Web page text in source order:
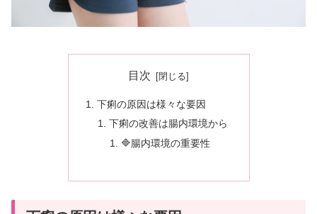
目次
下痢の原因は様々な要因
下痢の改善は腸内環境から
🔷腸内環境の重要性